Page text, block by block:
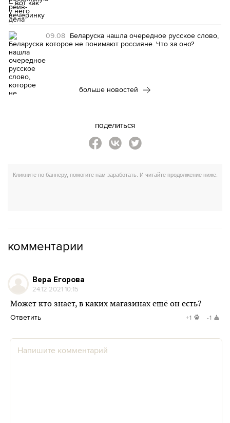
09.08 Беларуска нашла очередное русское слово,
которое не понимают россияне. Что за оно?
больше новостей
поделиться
комментарии
Вера Егорова
24.12.2021 10:15
Может кто знает, в каких магазинах ещё он есть?
Ответить +1 -1